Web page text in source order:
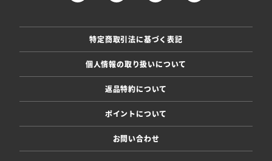
特定商取引法に基づく表記
個人情報の取り扱いについて
返品特約について
ポイントについて
お問い合わせ